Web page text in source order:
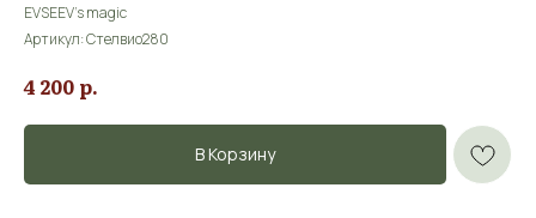
EVSEEV's magic
Артикул:Стелвио280
4 200 р.
В Корзину